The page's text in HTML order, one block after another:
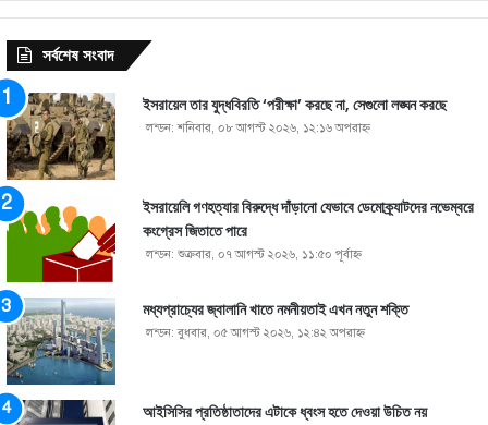
সর্বশেষ সংবাদ
ইসরায়েল তার যুদ্ধবিরতি ‘পরীক্ষা’ করছে না, সেগুলো লঙ্ঘন করছে
লন্ডন: শনিবার, ০৮ আগস্ট ২০২৬, ১২:১৬ অপরাহ্ণ
ইসরায়েলি গণহত্যার বিরুদ্ধে দাঁড়ানো যেভাবে ডেমোক্র্যাটদের নভেম্বরে
কংগ্রেস জিতাতে পারে
লন্ডন: শুক্রবার, ০৭ আগস্ট ২০২৬, ১১:৫০ পূর্বাহ্ণ
মধ্যপ্রাচ্যের জ্বালানি খাতে নমনীয়তাই এখন নতুন শক্তি
লন্ডন: বুধবার, ০৫ আগস্ট ২০২৬, ১২:৪২ অপরাহ্ণ
আইসিসির প্রতিষ্ঠাতাদের এটাকে ধ্বংস হতে দেওয়া উচিত নয়